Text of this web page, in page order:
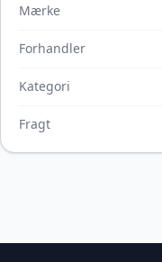
Mærke
Forhandler
Kategori
Fragt